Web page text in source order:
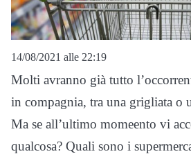
14/08/2021 alle 22:19
Molti avranno già tutto
in compagnia, tra una grigliata o
Ma se all’ultimo momeento vi
qualcosa? Quali sono i